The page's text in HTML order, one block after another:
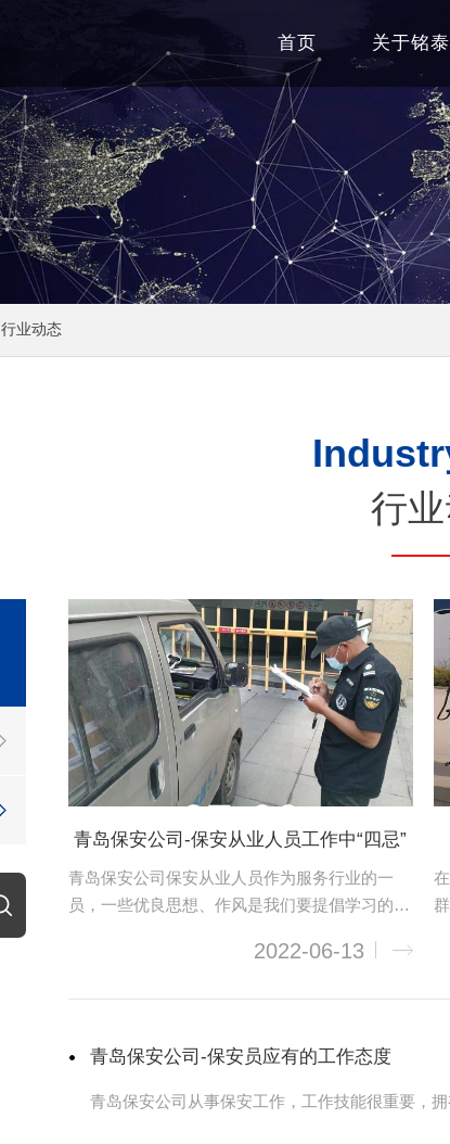
首页 关于铭泰
行业动态
行
青岛保安公司-保安从业人员工作中“四忌”
青岛保安公司保安从业人员作为服务行业的一
员，一些优良思想、作风是我们要提倡学习的，
意改正的，现在跟大家分享一下平时工作中“四
2022-06-13
青岛保安公司-保安员应有的工作态度
青岛保安公司从事保安工作，工作技能很重要，拥